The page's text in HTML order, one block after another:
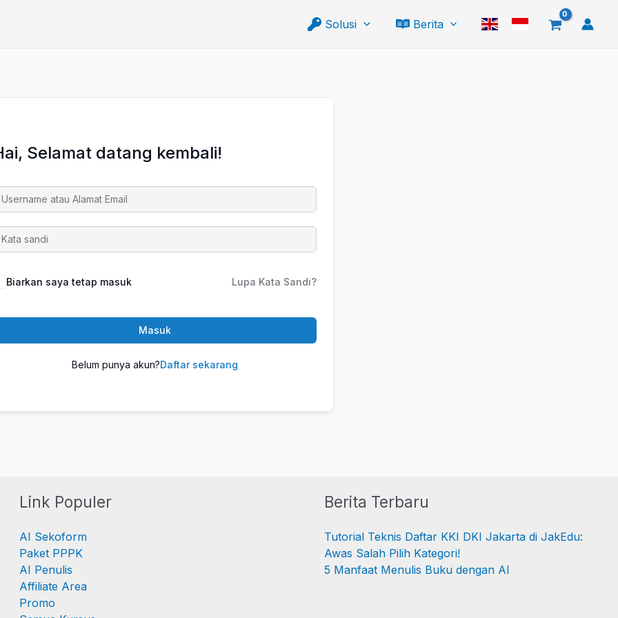
Solusi
Berita
Selamat datang kembali!
Biarkan saya tetap masuk Lupa Kata Sandi?
Masuk
Belum punya akun?Daftar sekarang
Link Populer
AI Sekoform
Paket PPPK
AI Penulis
Affiliate Area
Promo
Berita Terbaru
Tutorial Teknis Daftar KKI DKI Jakarta di JakEdu:
Awas Salah Pilih Kategori!
5 Manfaat Menulis Buku dengan AI